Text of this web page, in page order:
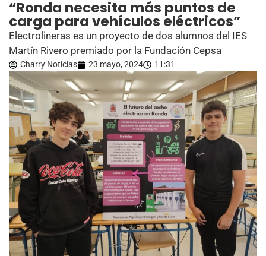
“Ronda necesita más puntos de
carga para vehículos eléctricos”
Electrolineras es un proyecto de dos alumnos del IES
Martín Rivero premiado por la Fundación Cepsa
Charry Noticias 23 mayo, 2024 11:31